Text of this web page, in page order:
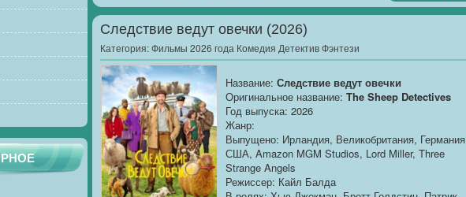
призрака, если он живёт в твоей собственной
голове?
...[/b]
Следствие ведут овечки (2026)
Категория:Фильмы 2026 года Комедия Детектив Фэнтези
Название: Следствие ведут овечки
Оригинальное название: The Sheep Detectives
Год выпуска: 2026
Жанр:
Выпущено: Ирландия, Великобритания,
США, Amazon MGM Studios, Lord Miller, Three
Strange Angels
Режиссер: Кайл Балда